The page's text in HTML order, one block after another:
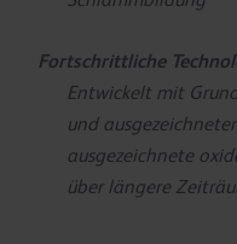
Fortschrittliche
Entwickelt mit
und
ausgezeichnete
über längere